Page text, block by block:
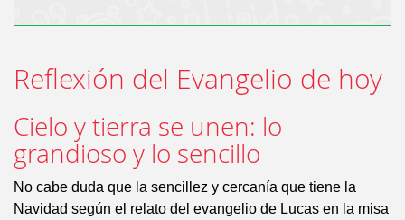
Reflexión del Evangelio de hoy
Cielo y tierra se unen: lo
grandioso y lo sencillo
No cabe duda que la sencillez y cercanía que tiene la
Navidad según el relato del evangelio de Lucas en la misa